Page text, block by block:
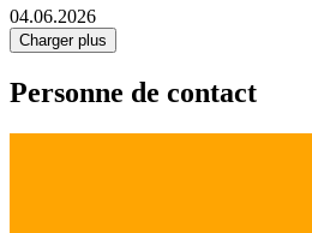
04.06.2026
Charger plus
Personne de contact